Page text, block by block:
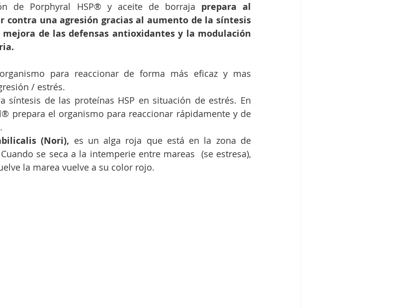
de Porphyral HSP® y aceite de borraja prepara al
contra una agresión gracias al aumento de la síntesis
de las defensas antioxidantes y la modulación
para reaccionar de forma más eficaz y mas
/ estrés.
síntesis de las proteínas HSP en situación de estrés. En
prepara el organismo para reaccionar rápidamente y de
(Nori), es un alga roja que está en la zona de
se seca a la intemperie entre mareas  (se estresa),
la marea vuelve a su color rojo.